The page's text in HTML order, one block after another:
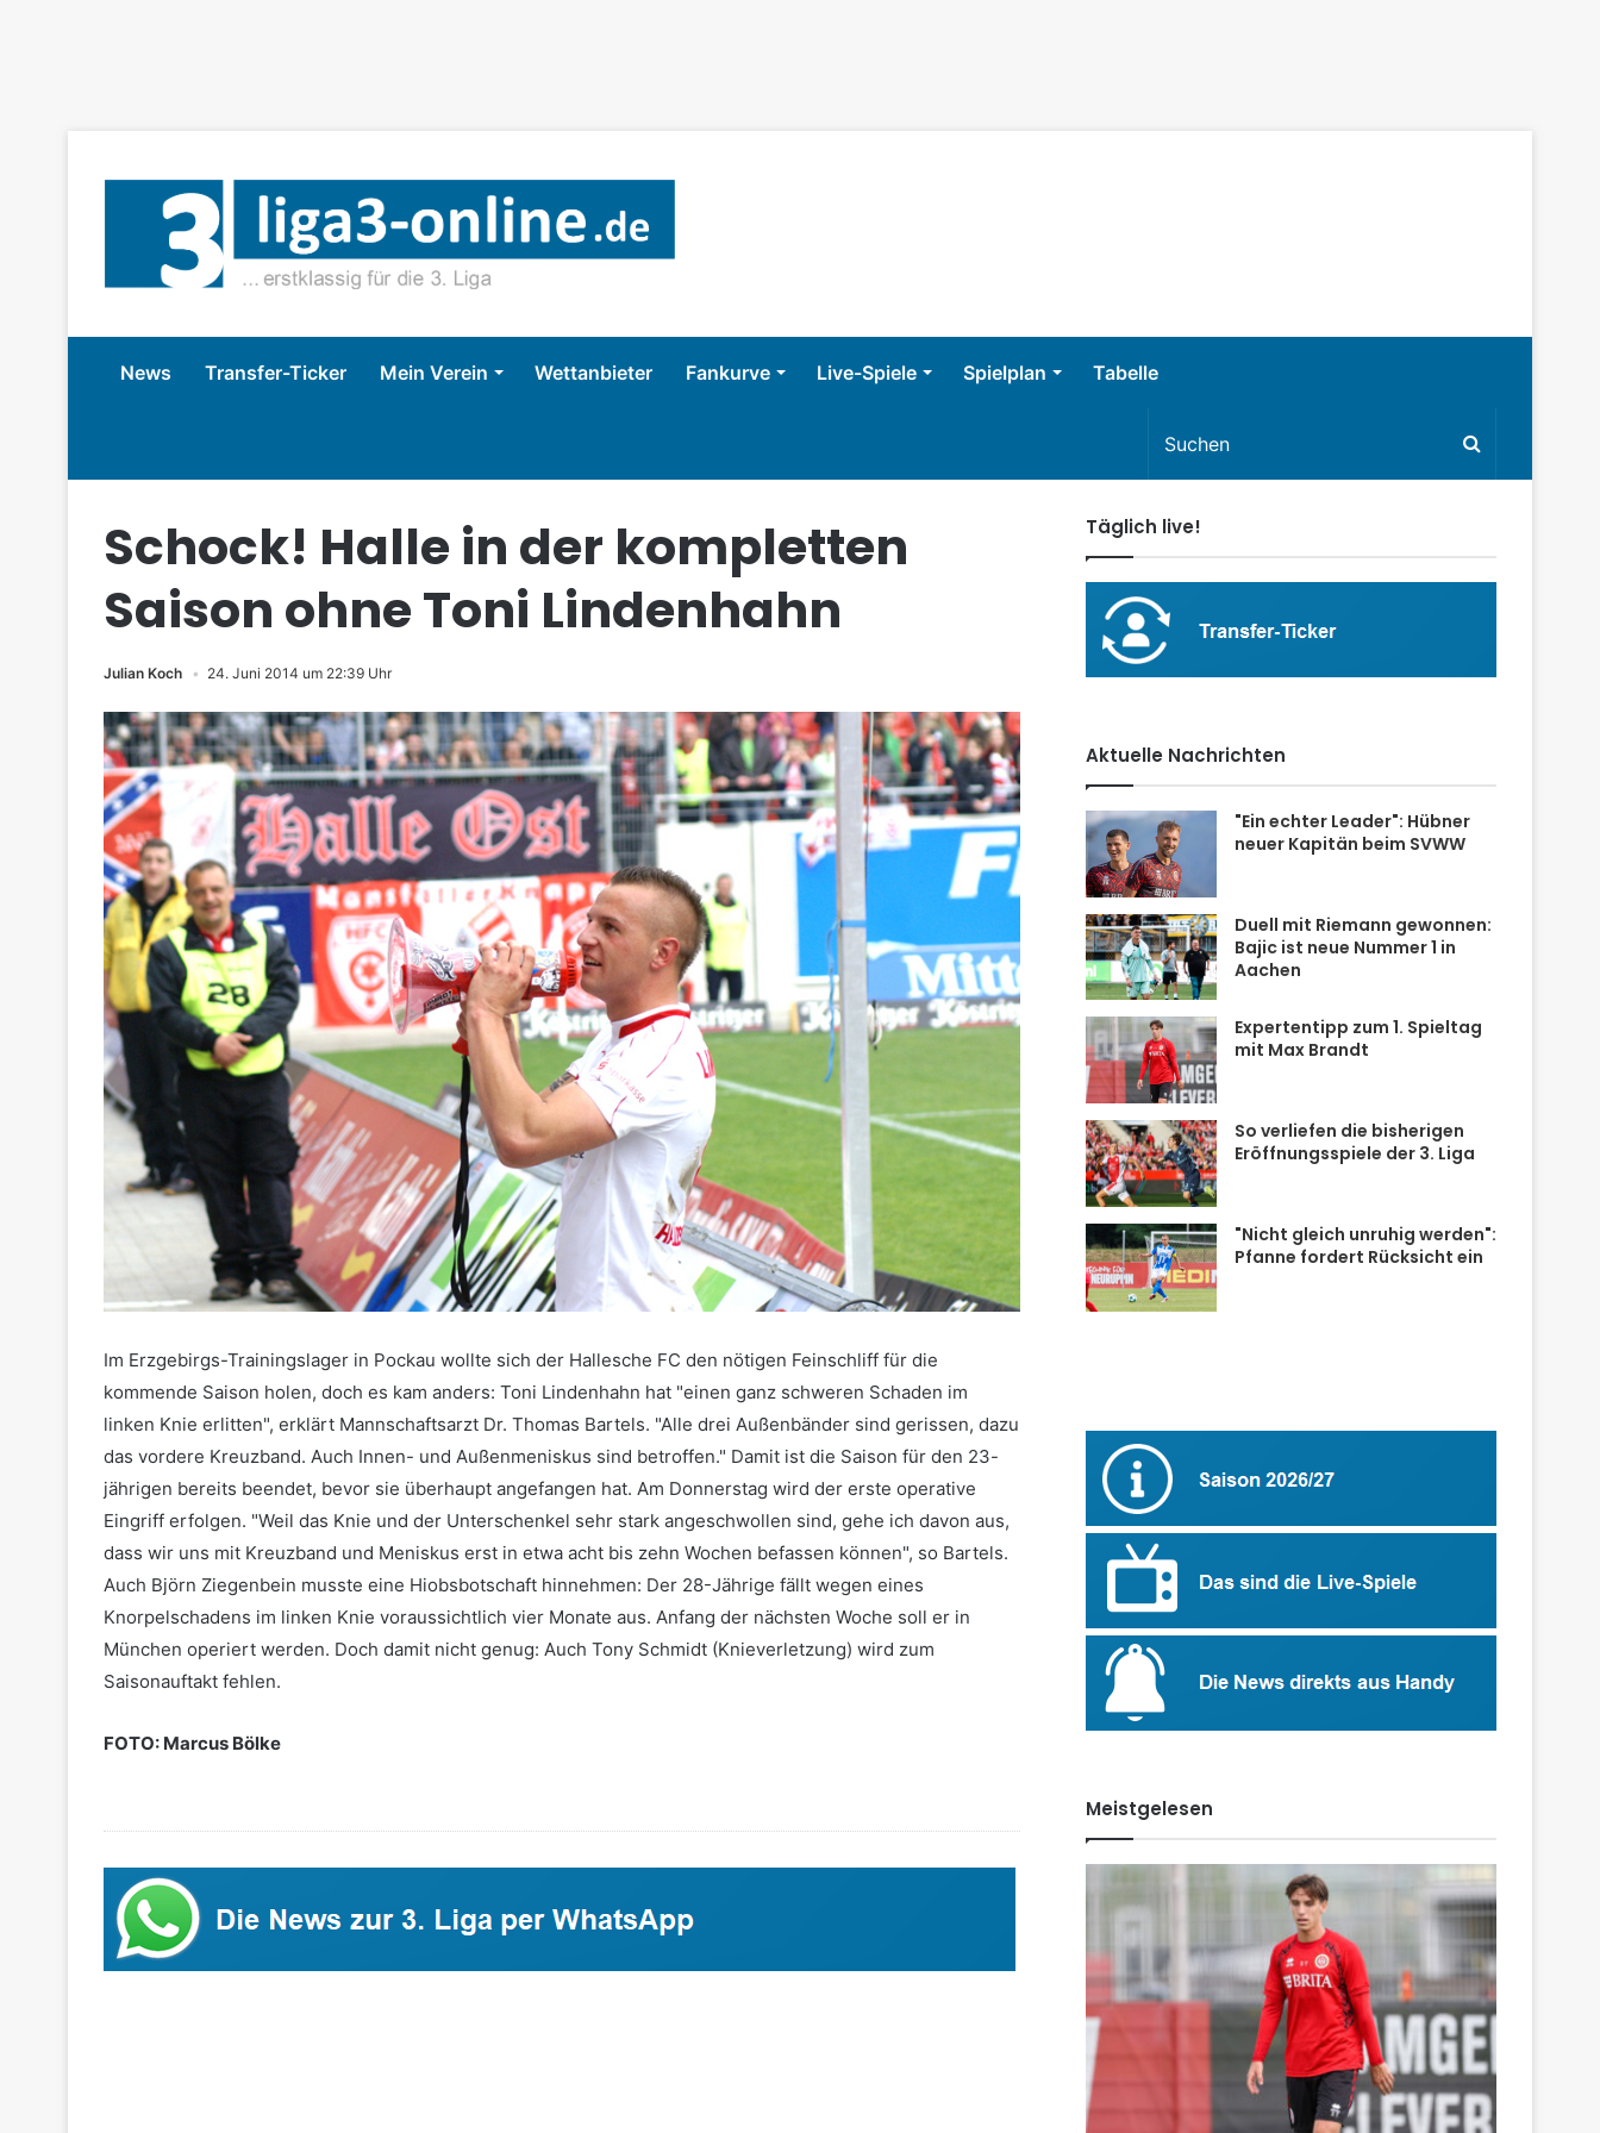
News Transfer-Ticker Mein Verein Wettanbieter Fankurve Live-Spiele Spielplan Tabelle
Schock! Halle in der kompletten
Saison ohne Toni Lindenhahn
Julian Koch 24. Juni 2014 um 22:39 Uhr
Im Erzgebirgs-Trainingslager in Pockau wollte sich der Hallesche FC den nötigen Feinschliff für die
kommende Saison holen, doch es kam anders: Toni Lindenhahn hat "einen ganz schweren Schaden im
linken Knie erlitten", erklärt Mannschaftsarzt Dr. Thomas Bartels. "Alle drei Außenbänder sind gerissen, dazu
das vordere Kreuzband. Auch Innen- und Außenmeniskus sind betroffen." Damit ist die Saison für den 23-
jährigen bereits beendet, bevor sie überhaupt angefangen hat. Am Donnerstag wird der erste operative
Eingriff erfolgen. "Weil das Knie und der Unterschenkel sehr stark angeschwollen sind, gehe ich davon aus,
dass wir uns mit Kreuzband und Meniskus erst in etwa acht bis zehn Wochen befassen können", so Bartels.
Auch Björn Ziegenbein musste eine Hiobsbotschaft hinnehmen: Der 28-Jährige fällt wegen eines
Knorpelschadens im linken Knie voraussichtlich vier Monate aus. Anfang der nächsten Woche soll er in
München operiert werden. Doch damit nicht genug: Auch Tony Schmidt (Knieverletzung) wird zum
Saisonauftakt fehlen.
FOTO: Marcus Bölke
Täglich live!
Aktuelle Nachrichten
"Ein echter Leader": Hübner
neuer Kapitän beim SVWW
Duell mit Riemann gewonnen:
Bajic ist neue Nummer 1 in
Aachen
Expertentipp zum 1. Spieltag
mit Max Brandt
So verliefen die bisherigen
Eröffnungsspiele der 3. Liga
"Nicht gleich unruhig werden":
Pfanne fordert Rücksicht ein
Meistgelesen